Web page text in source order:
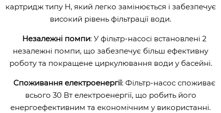
картридж типу Н, який легко замінюється і забезпечує
високий рівень фільтрації води.
Незалежні помпи: У фільтр-насосі встановлені 2
незалежні помпи, що забезпечує більш ефективну
роботу та покращене циркулювання води у басейні.
Споживання електроенергії: Фільтр-насос споживає
всього 30 Вт електроенергії, що робить його
енергоефективним та економічним у використанні.